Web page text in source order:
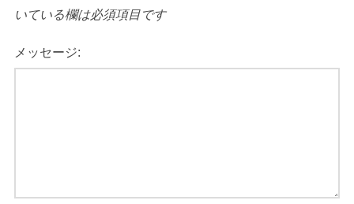
いている欄は必須項目です
メッセージ: